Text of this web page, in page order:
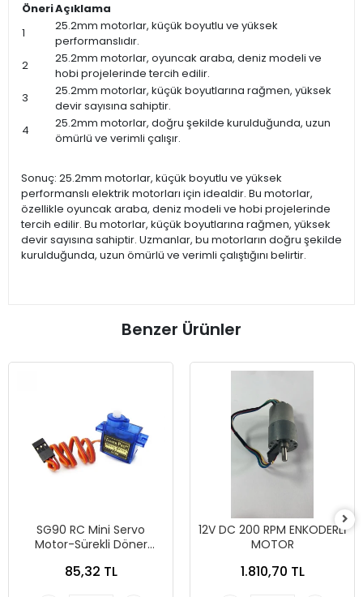
ÖneriAçıklama
1
25.2mm motorlar, küçük boyutlu ve yüksek
performanslıdır.
2
25.2mm motorlar, oyuncak araba, deniz modeli ve
hobi projelerinde tercih edilir.
3
25.2mm motorlar, küçük boyutlarına rağmen, yüksek
devir sayısına sahiptir.
4
25.2mm motorlar, doğru şekilde kurulduğunda, uzun
ömürlü ve verimli çalışır.
Sonuç: 25.2mm motorlar, küçük boyutlu ve yüksek
performanslı elektrik motorları için idealdir. Bu motorlar,
özellikle oyuncak araba, deniz modeli ve hobi projelerinde
tercih edilir. Bu motorlar, küçük boyutlarına rağmen, yüksek
devir sayısına sahiptir. Uzmanlar, bu motorların doğru şekilde
kurulduğunda, uzun ömürlü ve verimli çalıştığını belirtir.
Benzer Ürünler
SG90 RC Mini Servo
Motor-Sürekli Döner
85,32 TL
12V DC 200 RPM ENKODERLİ
MOTOR
1.810,70 TL